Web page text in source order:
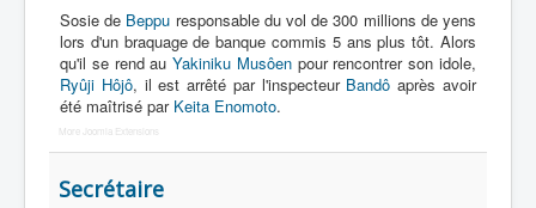
G
I
J
K
Sosie de Beppu responsable du vol de 300 millions de yens
lors d'un braquage de banque commis 5 ans plus tôt. Alors
qu'il se rend auYakiniku Musôenpour rencontrer son idole,
Ryûji Hôjô, il est arrêté par l'inspecteur Bandô après avoir
été maîtrisé par Keita Enomoto.
More Joomla Extensions
Secrétaire